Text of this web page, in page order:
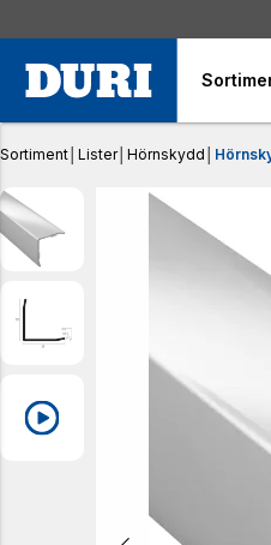
Sortiment Lister│ Hörnskydd